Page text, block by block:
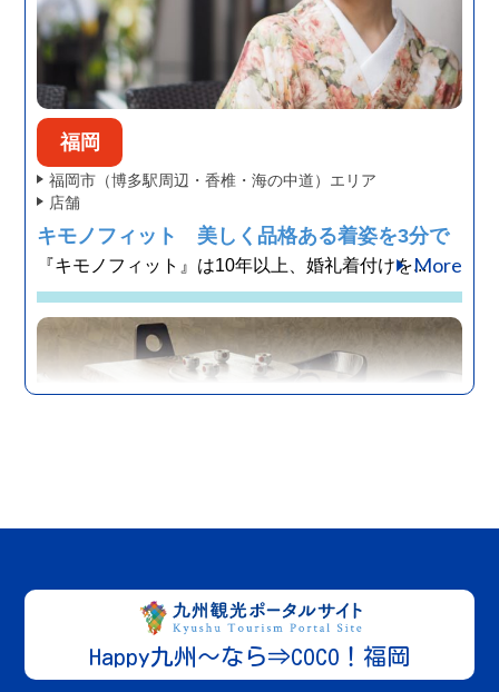
福岡
柳川・八女・筑後エリア
宿泊施設
柳川 白柳荘
福岡
福岡市（博多駅周辺・香椎・海の中道）エリア
店舗
キモノフィット 美しく品格ある着姿を3分で
『キモノフィット』は10年以上、婚礼着付けを...More
柳川・八女・筑後エリア
その他
桐里工房（家具製造）
Happy九州～なら⇒COCO！福岡